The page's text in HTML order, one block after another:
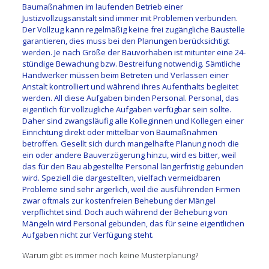
Baumaßnahmen im laufenden Betrieb einer
Justizvollzugsanstalt sind immer mit Problemen verbunden.
Der Vollzug kann regelmäßig keine frei zugängliche Baustelle
garantieren, dies muss bei den Planungen berücksichtigt
werden. Je nach Größe der Bauvorhaben ist mitunter eine 24-
stündige Bewachung bzw. Bestreifung notwendig. Sämtliche
Handwerker müssen beim Betreten und Verlassen einer
Anstalt kontrolliert und während ihres Aufenthalts begleitet
werden. All diese Aufgaben binden Personal. Personal, das
eigentlich für vollzugliche Aufgaben verfügbar sein sollte.
Daher sind zwangsläufig alle Kolleginnen und Kollegen einer
Einrichtung direkt oder mittelbar von Baumaßnahmen
betroffen. Gesellt sich durch mangelhafte Planung noch die
ein oder andere Bauverzögerung hinzu, wird es bitter, weil
das für den Bau abgestellte Personal längerfristig gebunden
wird. Speziell die dargestellten, vielfach vermeidbaren
Probleme sind sehr ärgerlich, weil die ausführenden Firmen
zwar oftmals zur kostenfreien Behebung der Mängel
verpflichtet sind. Doch auch während der Behebung von
Mängeln wird Personal gebunden, das für seine eigentlichen
Aufgaben nicht zur Verfügung steht.
Warum gibt es immer noch keine Musterplanung?